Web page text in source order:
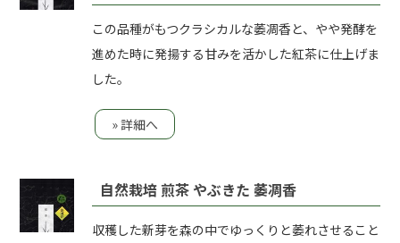
この品種がもつクラシカルな萎凋香と、やや発酵を
進めた時に発揚する甘みを活かした紅茶に仕上げま
した。
» 詳細へ
自然栽培 煎茶 やぶきた 萎凋香
収穫した新芽を森の中でゆっくりと萎れさせること